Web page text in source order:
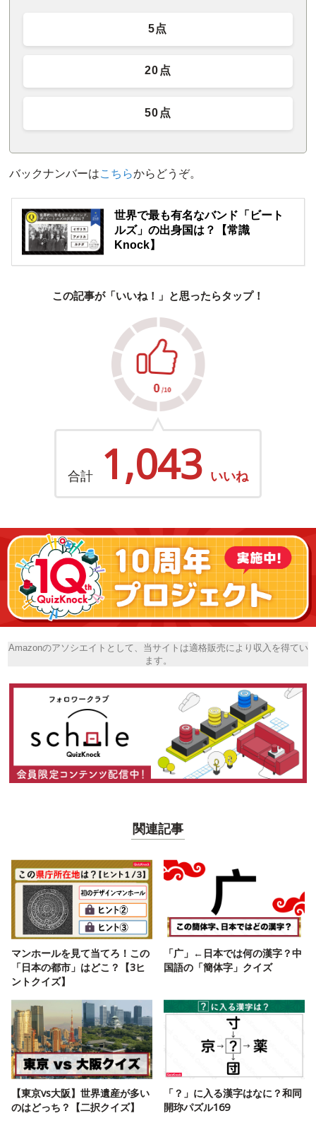
5点
20点
50点
バックナンバーはこちらからどうぞ。
世界で最も有名なバンド「ビート
ルズ」の出身国は？【常識
Knock】
この記事が「いいね！」と思ったらタップ！
合計 1,043 いいね
Amazonのアソシエイトとして、当サイトは適格販売により収入を得てい
ます。
関連記事
マンホールを見て当てろ！この
「日本の都市」はどこ？【3ヒ
ントクイズ】
「广」←日本では何の漢字？中
国語の「簡体字」クイズ
【東京vs大阪】世界遺産が多い
のはどっち？【二択クイズ】
「？」に入る漢字はなに？和同
開珎パズル169